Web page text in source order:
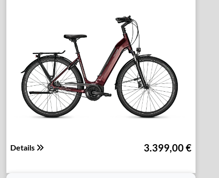
Details 3.399,00 €